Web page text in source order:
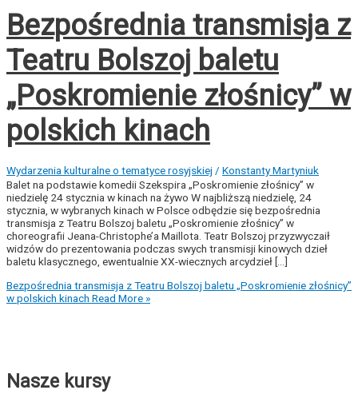
Bezpośrednia transmisja z
Teatru Bolszoj baletu
„Poskromienie złośnicy” w
polskich kinach
Wydarzenia kulturalne o tematyce rosyjskiej/ Konstanty Martyniuk
Balet na podstawie komedii Szekspira „Poskromienie złośnicy” w
niedzielę 24 stycznia w kinach na żywo W najbliższą niedzielę, 24
stycznia, w wybranych kinach w Polsce odbędzie się bezpośrednia
transmisja z Teatru Bolszoj baletu „Poskromienie złośnicy” w
choreografii Jeana-Christophe’a Maillota. Teatr Bolszoj przyzwyczaił
widzów do prezentowania podczas swych transmisji kinowych dzieł
baletu klasycznego, ewentualnie XX-wiecznych arcydzieł [...]
Bezpośrednia transmisja z Teatru Bolszoj baletu „Poskromienie złośnicy”
w polskich kinach Read More »
Nasze kursy